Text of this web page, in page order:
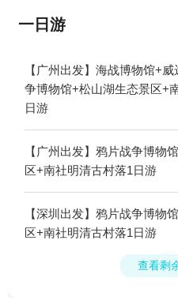
一日游
【广州出发】海战博物馆+
争博物馆+松山湖生态景区+
日游
【广州出发】鸦片战争博物
区+南社明清古村落1日游
【深圳出发】鸦片战争博物
区+南社明清古村落1日游
查看剩